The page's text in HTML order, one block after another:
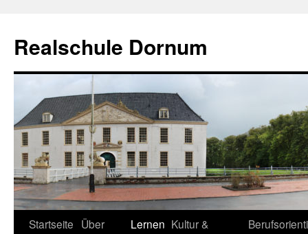
springen
Realschule Dornum
Startseite Über
Lernen Kultur &